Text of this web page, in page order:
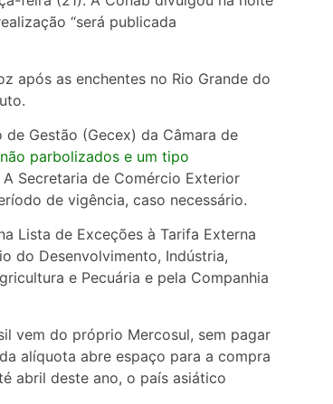
“será publicada
após as enchentes no Rio Grande do
Gestão (Gecex) da Câmara de
parbolizados e um tipo
Secretaria de Comércio Exterior
de vigência, caso necessário.
Lista de Exceções à Tarifa Externa
do Desenvolvimento, Indústria,
e Pecuária e pela Companhia
vem do próprio Mercosul, sem pagar
alíquota abre espaço para a compra
abril deste ano, o país asiático